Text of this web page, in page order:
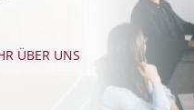
ÜBER UNS